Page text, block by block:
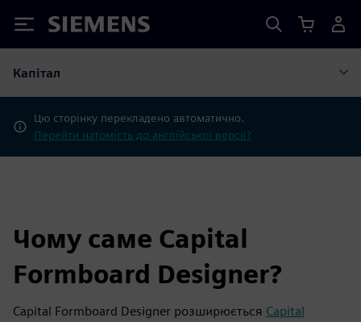
Siemens
Капітал
Цю сторінку перекладено автоматично.
Перейти натомість до англійської версії?
Чому саме Capital
Formboard Designer?
Capital Formboard Designer розширюється Capital